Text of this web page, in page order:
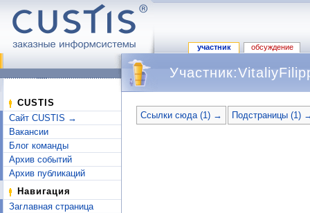
участник обсуждение
CUSTIS
Сайт CUSTIS →
Вакансии
Блог команды
Архив событий
Архив публикаций
Навигация
Заглавная страница
Ссылки сюда (1) →
Подстраницы (1)